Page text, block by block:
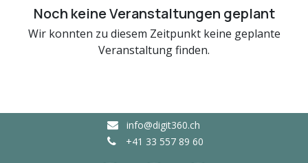
Noch keine Veranstaltungen geplant
Wir konnten zu diesem Zeitpunkt keine geplante
Veranstaltung finden.
info@digit360.ch
+41 33 557 89 60